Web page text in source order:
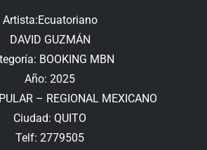
Artista:Ecuatoriano
DAVID GUZMÁN
BOOKING MBN
Año: 2025
– REGIONAL MEXICANO
Ciudad: QUITO
Telf: 2779505